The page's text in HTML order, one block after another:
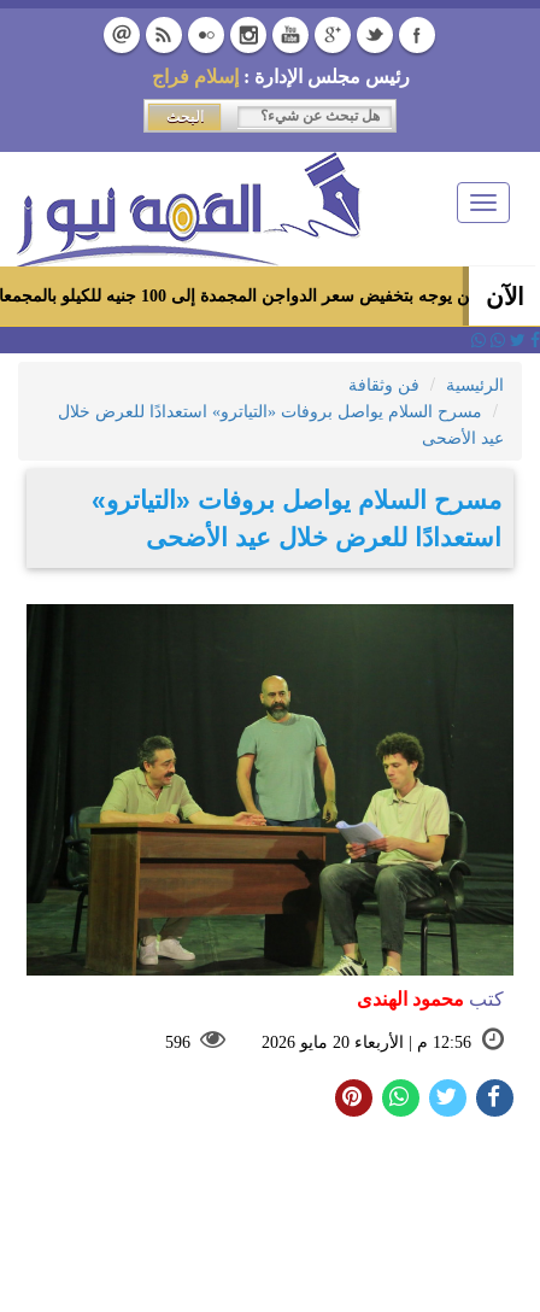
رئيس مجلس الإدارة : إسلام فراج
Toggle
navigation
الآن
بتخفيض سعر الدواجن المجمدة إلى 100 جنيه للكيلو بالمجمعات الاستهلاكية ومعارض «أهلاً رمضان»
الرئيسية
فن وثقافة
مسرح السلام يواصل بروفات «التياترو» استعدادًا للعرض خلال
عيد الأضحى
مسرح السلام يواصل بروفات «التياترو»
استعدادًا للعرض خلال عيد الأضحى
كتب محمود الهندى
12:56 م | الأربعاء 20 مايو 2026 596